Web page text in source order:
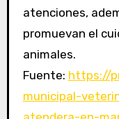
atenciones,
promuevan el
animales.
Fuente: https://
municipal-